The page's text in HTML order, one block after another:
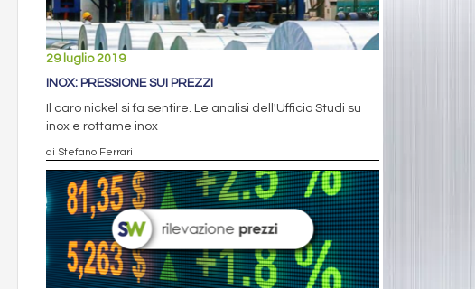
29 luglio 2019
INOX: PRESSIONE SUI PREZZI
Il caro nickel si fa sentire. Le analisi dell'Ufficio Studi su
inox e rottame inox
di Stefano Ferrari